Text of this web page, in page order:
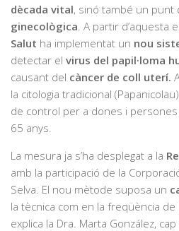
dècada vital, sinó també un punt
ginecològica . A partir d’aquesta
Salut ha implementat un nou
detectar el virus del papil·loma
causant del càncer de coll uterí.
la citologia tradicional
de control per a dones i
65 anys.
La mesura ja s’ha desplegat a la
amb la participació de la
Selva. El nou mètode suposa un
la tècnica com en la freqüència de
explica la Dra. Marta González,